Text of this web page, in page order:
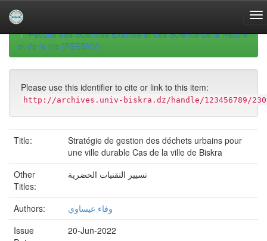
navigationUniversity of Biskra Repository
Faculté des Sciences Exactes et des Science de la Nature
et de la vie (FSESNV)
Please use this identifier to cite or link to this item:
http://archives.univ-biskra.dz/handle/123456789/
Title:
Stratégie de gestion des déchets urbains pour
une ville durable Cas de la ville de Biskra
Other
Titles:
تسيير التقنيات الحضرية
Authors:
وفاء عيساوي
Issue
20-Jun-2022